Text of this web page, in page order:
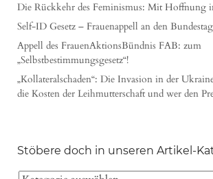
Die Rückkehr des Feminismus: Mit Hoffnung
Self-ID Gesetz – Frauenappell an den
Appell des FrauenAktionsBündnis FAB: zum
„Selbstbestimmungsgesetz“!
„Kollateralschaden“: Die Invasion in der
die Kosten der Leihmutterschaft und wer den
Stöbere doch in unseren Artikel-